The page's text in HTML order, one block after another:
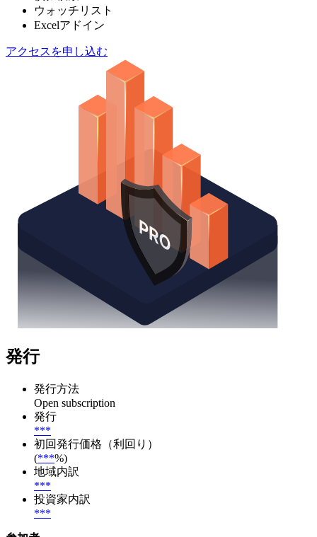
ウォッチリスト
Excelアドイン
アクセスを申し込む
発行
発行方法
Open subscription
発行
***
初回発行価格（利回り）
(***%)
地域内訳
***
投資家内訳
***